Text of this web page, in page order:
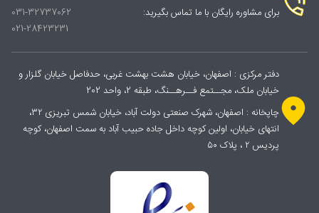
برای مشاوره رایگان با ما تماس بگیرید:
031-32737062
021-28423231
دفتر مرکزی : اصفهان، خیابان هشت بهشت غربی، حدفاصل خیابان گلزار و
خیابان ملک، مجــتمع فــرهــنگ، طبقه 2، واحد 202
چاپخانه : اصفهان، شهرک صنعتی دولت آباد، خیابان شمس تبریزی ۳۲،
انتهای خیابان، اولین کوچه داخل جاده حبیب آباد به سمت اصفهان، کوچه
پردیس ۲ ، پلاک ۵۰